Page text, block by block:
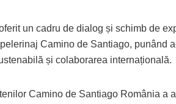
un cadru de dialog și schimb de
Camino de Santiago, punând
și colaborarea internațională.
Camino de Santiago România a